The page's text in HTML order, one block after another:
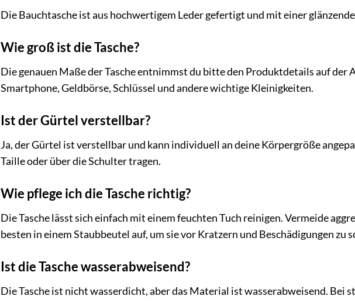
Die Bauchtasche ist aus hochwertigem Leder gefertigt und mit einer
Wie groß ist die Tasche?
Die genauen Maße der Tasche entnimmst du bitte den Produktdetails auf
Smartphone, Geldbörse, Schlüssel und andere wichtige Kleinigkeiten.
Ist der Gürtel verstellbar?
Ja, der Gürtel ist verstellbar und kann individuell an deine Körpergröße
Taille oder über die Schulter tragen.
Wie pflege ich die Tasche richtig?
Die Tasche lässt sich einfach mit einem feuchten Tuch reinigen. Vermeide
besten in einem Staubbeutel auf, um sie vor Kratzern und Beschädigungen zu
Ist die Tasche wasserabweisend?
Die Tasche ist nicht wasserdicht, aber das Material ist wasserabweisend. Bei